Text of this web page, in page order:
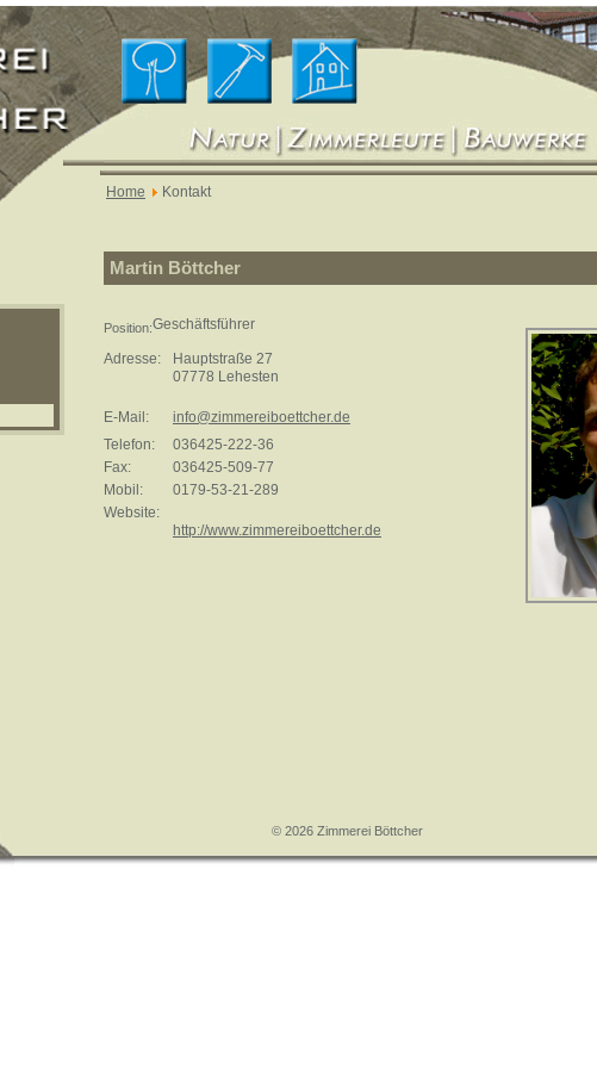
Home Kontakt
Martin Böttcher
Position:Geschäftsführer
Adresse:
Hauptstraße 27
07778 Lehesten
E-Mail:
info@zimmereiboettcher.de
Telefon:
036425-222-36
Fax:
036425-509-77
Mobil:
0179-53-21-289
Website:
http://www.zimmereiboettcher.de
© 2026 Zimmerei Böttcher